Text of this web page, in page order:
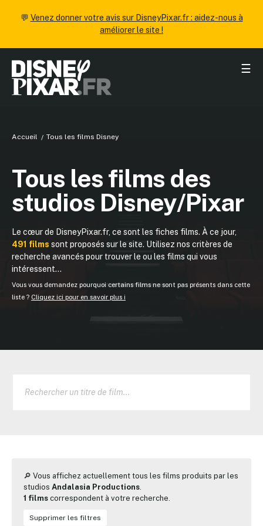
💬 Venez donner votre avis sur DisneyPixar.fr : aidez-nous à
améliorer le site !
☰
Accueil Tous les films Disney
Tous les films des
studios Disney/Pixar
Le cœur de DisneyPixar.fr, ce sont les fiches films. À ce jour,
491 films sont proposés sur le site. Utilisez nos critères de
recherche avancés pour trouver le ou les films qui vous
intéressent...
Vous vous demandez pourquoi certains films ne sont pas présents dans cette
liste ? Cliquez ici pour en savoir plus ℹ️
🔎 Vous affichez actuellement tous les films produits par les
studios Andalasia Productions.
1 films correspondent à votre recherche.
Supprimer les filtres